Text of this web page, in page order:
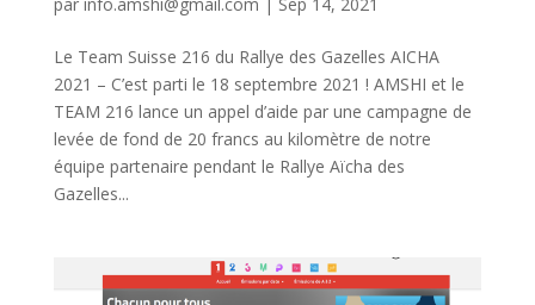
par info.amshi@gmail.com | Sep 14, 2021
Le Team Suisse 216 du Rallye des Gazelles AICHA
2021 – C’est parti le 18 septembre 2021 ! AMSHI et le
TEAM 216 lance un appel d’aide par une campagne de
levée de fond de 20 francs au kilomètre de notre
équipe partenaire pendant le Rallye Aïcha des
Gazelles...